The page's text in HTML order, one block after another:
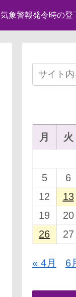
気象警報発令時の登
月
火
5
6
12
13
19
20
26
27
« 4月 6